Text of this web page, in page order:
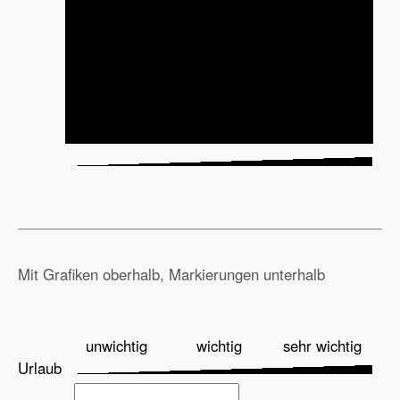
Mit Grafiken oberhalb, Markierungen unterhalb
unwichtig wichtig
sehr wichtig
Urlaub